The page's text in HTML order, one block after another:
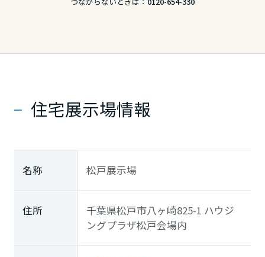
住宅展示場情報
名称 松戸展示場
住所
千葉県松戸市八ヶ崎825-1 ハウジ
ングプラザ松戸会場内